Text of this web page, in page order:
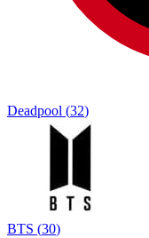
Deadpool (32)
BTS (30)